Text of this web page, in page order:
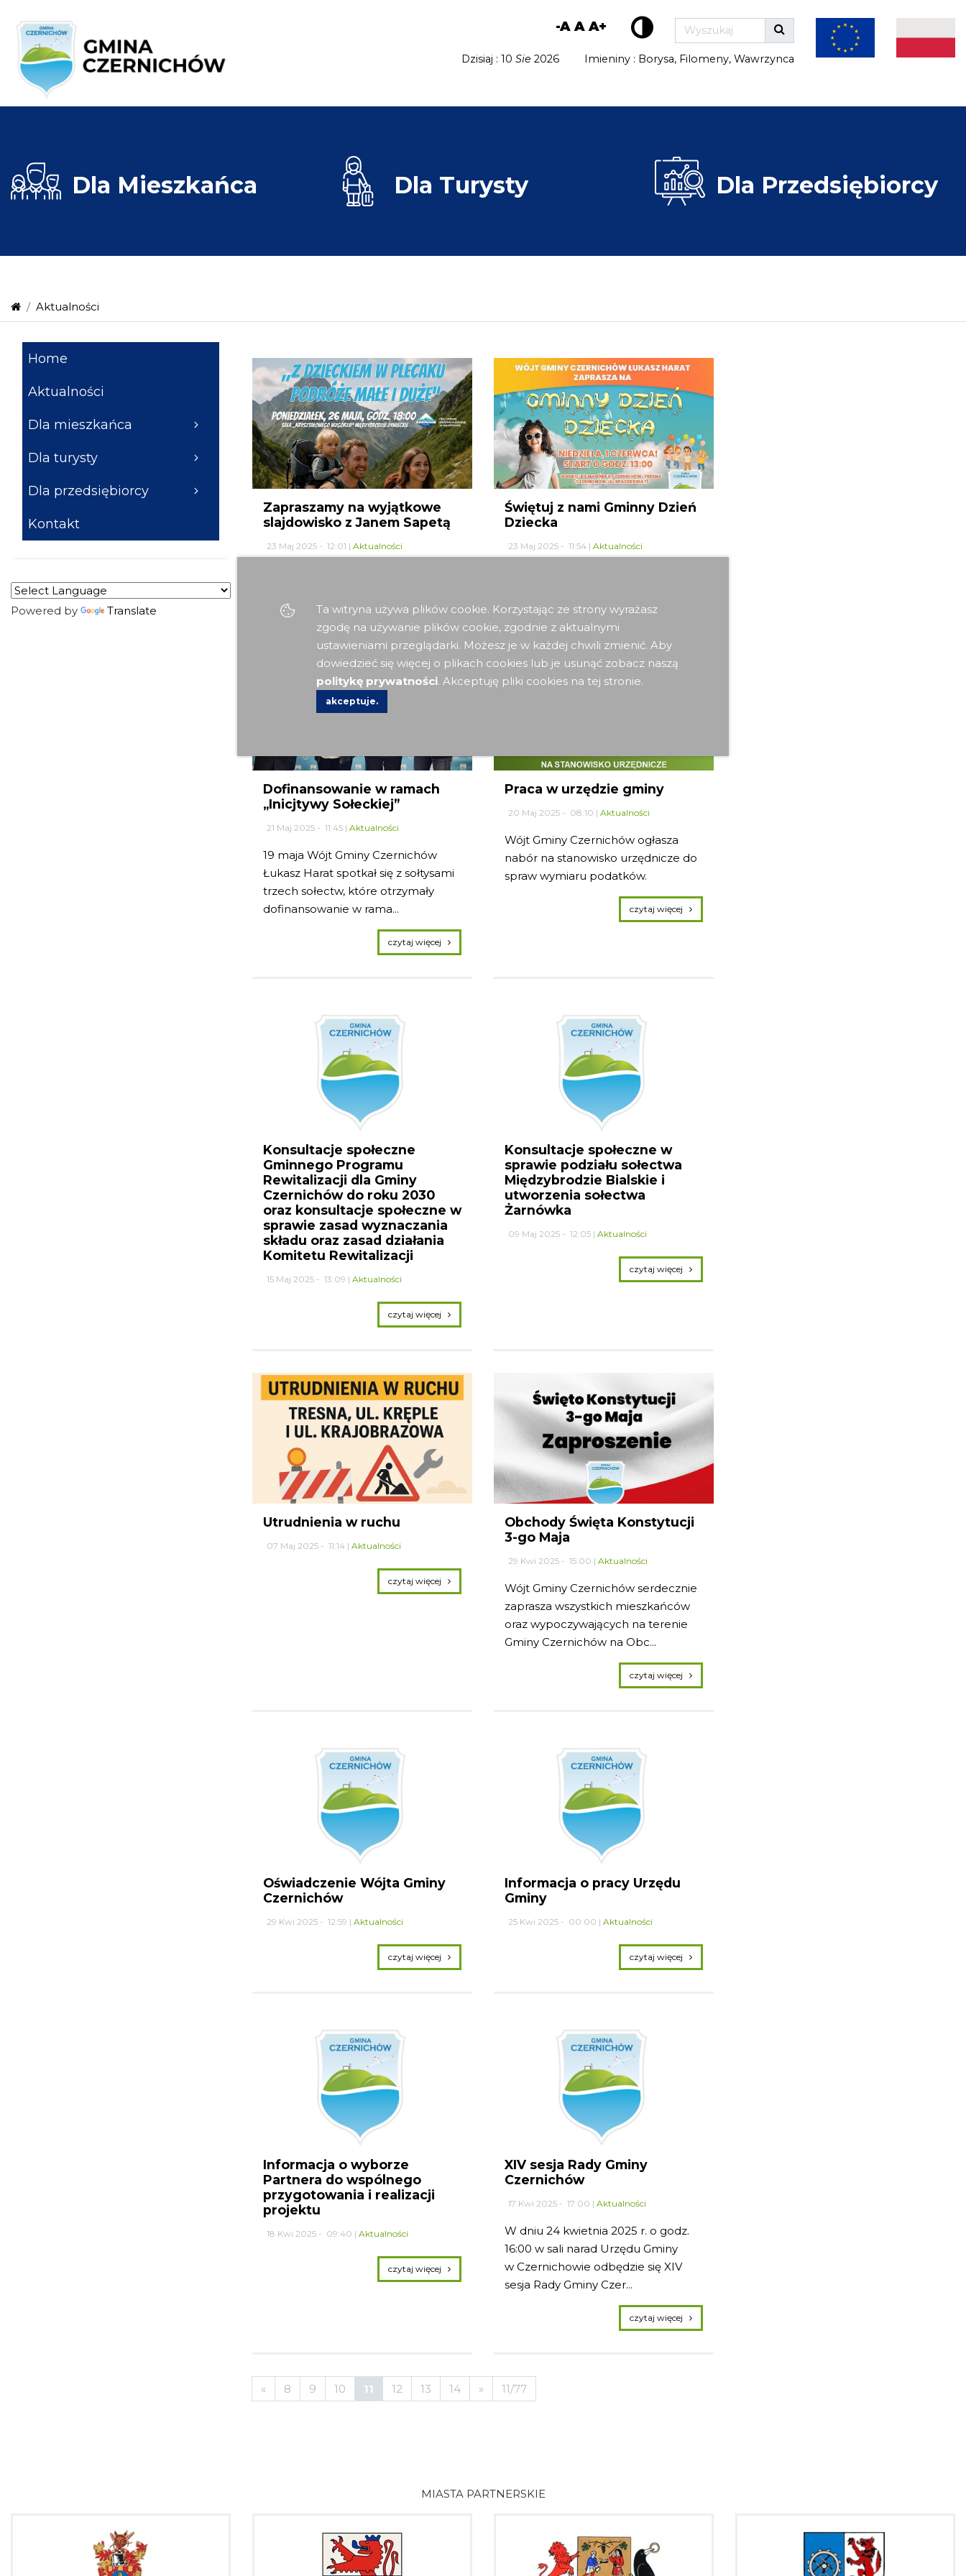
-AAA+
Dzisiaj : 10Sie 2026 Imieniny : Borysa, Filomeny, Wawrzynca
Dla Mieszkańca Dla Turysty Dla Przedsiębiorcy
Aktualności
Home
Aktualności
Dla mieszkańca
Dla turysty
Dla przedsiębiorcy
Kontakt
Powered by Translate
Zapraszamy na wyjątkowe
slajdowisko z Janem Sapetą
23 Maj 2025 - 12:01 | Aktualności
Świętuj z nami Gminny Dzień
Dziecka
23 Maj 2025 - 11:54 | Aktualności
Dofinansowanie w ramach
„Inicjtywy Sołeckiej”
21 Maj 2025 - 11:45 | Aktualności
19 maja Wójt Gminy Czernichów
Łukasz Harat spotkał się z sołtysami
trzech sołectw, które otrzymały
dofinansowanie w rama...
Praca w urzędzie gminy
20 Maj 2025 - 08:10 | Aktualności
Wójt Gminy Czernichów ogłasza
nabór na stanowisko urzędnicze do
spraw wymiaru podatków.
Konsultacje społeczne
Gminnego Programu
Rewitalizacji dla Gminy
Czernichów do roku 2030
oraz konsultacje społeczne w
sprawie zasad wyznaczania
składu oraz zasad działania
Komitetu Rewitalizacji
15 Maj 2025 - 13:09 | Aktualności
Konsultacje społeczne w
sprawie podziału sołectwa
Międzybrodzie Bialskie i
utworzenia sołectwa
Żarnówka
09 Maj 2025 - 12:05 | Aktualności
Utrudnienia w ruchu
07 Maj 2025 - 11:14 | Aktualności
Obchody Święta Konstytucji
3-go Maja
29 Kwi 2025 - 15:00 | Aktualności
Wójt Gminy Czernichów serdecznie
zaprasza wszystkich mieszkańców
oraz wypoczywających na terenie
Gminy Czernichów na Obc...
Oświadczenie Wójta Gminy
Czernichów
29 Kwi 2025 - 12:59 | Aktualności
Informacja o pracy Urzędu
Gminy
25 Kwi 2025 - 00:00 | Aktualności
Informacja o wyborze
Partnera do wspólnego
przygotowania i realizacji
projektu
18 Kwi 2025 - 09:40 | Aktualności
XIV sesja Rady Gminy
Czernichów
17 Kwi 2025 - 17:00 | Aktualności
W dniu 24 kwietnia 2025 r. o godz.
16:00 w sali narad Urzędu Gminy
w Czernichowie odbędzie się XIV
sesja Rady Gminy Czer...
« 8 9 10 11 12 13 14 » 11/77
MIASTA PARTNERSKIE
Ta witryna używa plików cookie. Korzystając ze strony wyrażasz
zgodę na używanie plików cookie, zgodnie z aktualnymi
ustawieniami przeglądarki. Możesz je w każdej chwili zmienić. Aby
dowiedzieć się więcej o plikach cookies lub je usunąć zobacz naszą
politykę prywatności. Akceptuję pliki cookies na tej stronie.
akceptuje.